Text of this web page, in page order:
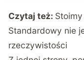
Czytaj też:
Standardowy nie
rzeczywistości